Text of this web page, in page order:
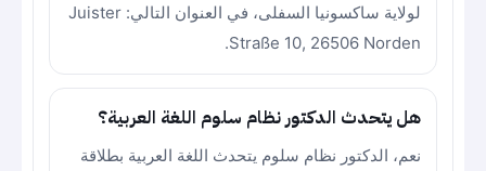
لولاية ساكسونيا السفلى، في العنوان التالي: Juister
Straße 10, 26506 Norden.
هل يتحدث الدكتور نظام سلوم اللغة العربية؟
نعم، الدكتور نظام سلوم يتحدث اللغة العربية بطلاقة